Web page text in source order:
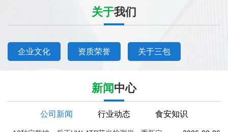
关于我们
企业文化 资质荣誉 关于三包
新闻中心
公司新闻 行业动态 食安知识